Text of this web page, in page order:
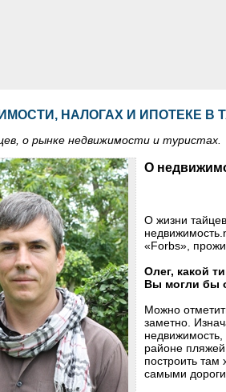
НАЛОГАХ И ИПОТЕКЕ В
о рынке недвижимости и туристах.
О
О жизни
«Forbs»,
Олег, какой
Вы могли бы
Можно
заметно.
районе
построить
самыми